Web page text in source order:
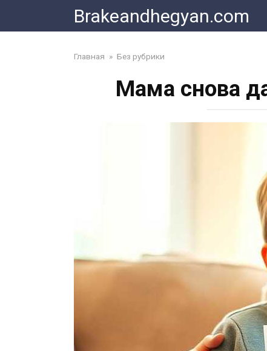
content
Brakeandhegyan.com
Главная » Без рубрики
Мама снова